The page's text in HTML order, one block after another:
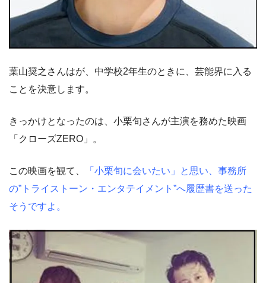
葉山奨之さんはが、中学校2年生のときに、芸能界に入る
ことを決意します。
きっかけとなったのは、小栗旬さんが主演を務めた映画
「クローズZERO」。
この映画を観て、
「小栗旬に会いたい」と思い、事務所
の”トライストーン・エンタテイメント”へ履歴書を送った
そうですよ。